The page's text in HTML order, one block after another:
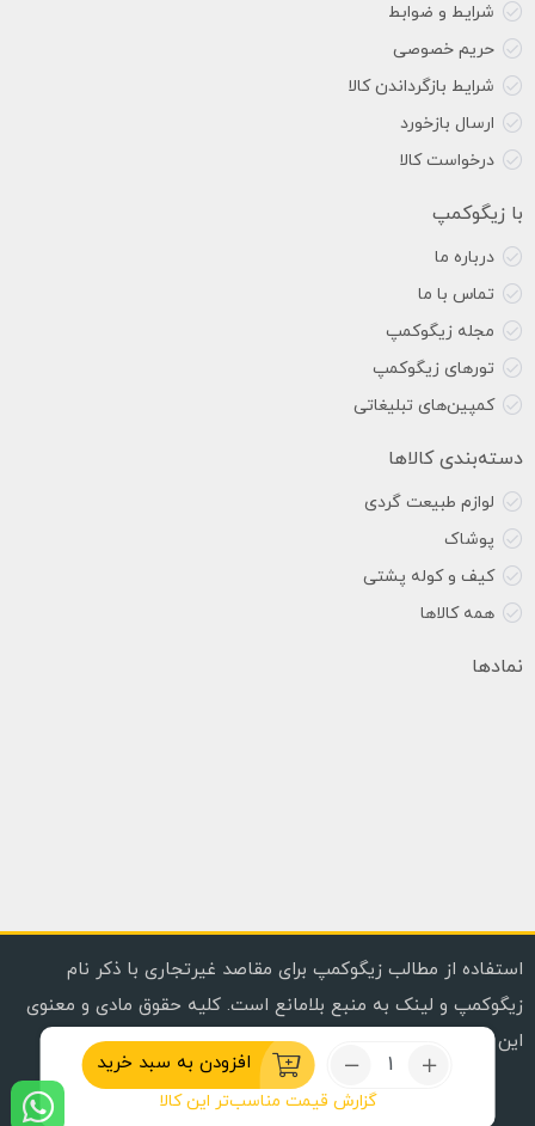
شرایط و ضوابط
حریم خصوصی
شرایط بازگرداندن کالا
ارسال بازخورد
درخواست کالا
با زیگوکمپ
درباره ما
تماس با ما
مجله زیگوکمپ
تورهای زیگوکمپ
کمپین‌های تبلیغاتی
دسته‌بندی کالاها
لوازم طبیعت گردی
پوشاک
کیف و کوله پشتی
همه کالاها
نمادها
استفاده از مطالب زیگوکمپ برای مقاصد غیرتجاری با ذکر نام
زیگوکمپ و لینک به منبع بلامانع است. کلیه حقوق مادی و معنوی
این وب سایت محفوظ است. | Copyright © 2020, 2024
تعداد:
قاشق
افزودن به سبد خرید
گزارش قیمت مناسب‌تر این کالا